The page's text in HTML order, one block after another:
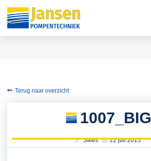
Terug naar overzicht
1007_BIG
Sales 22 juli 2015